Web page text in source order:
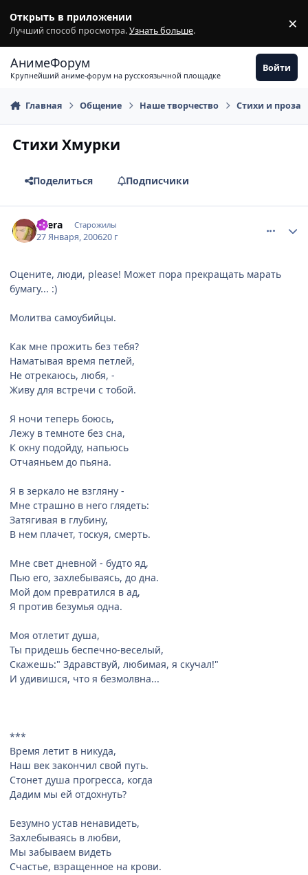
Открыть в приложении
Лучший способ просмотра.Узнать больше. ×
АнимеФорум
Крупнейший аниме-форум на русскоязычной площадке
Войти
Главная Общение Наше творчество Стихи и проза
Стихи Хмурки
Поделиться Подписчики
Atera Старожилы
27 Января, 200620 г
Оцените, люди, please! Может пора прекращать марать
бумагу... :)
Молитва самоубийцы.
Как мне прожить без тебя?
Наматывая время петлей,
Не отрекаюсь, любя, -
Живу для встречи с тобой.
Я ночи теперь боюсь,
Лежу в темноте без сна,
К окну подойду, напьюсь
Отчаяньем до пьяна.
Я в зеркало не взгляну -
Мне страшно в него глядеть:
Затягивая в глубину,
В нем плачет, тоскуя, смерть.
Мне свет дневной - будто яд,
Пью его, захлебываясь, до дна.
Мой дом превратился в ад,
Я против безумья одна.
Моя отлетит душа,
Ты придешь беспечно-веселый,
Скажешь:" Здравствуй, любимая, я скучал!"
И удивишся, что я безмолвна...
***
Время летит в никуда,
Наш век закончил свой путь.
Стонет душа прогресса, когда
Дадим мы ей отдохнуть?
Безумно устав ненавидеть,
Захлебываясь в любви,
Мы забываем видеть
Счастье, взращенное на крови.